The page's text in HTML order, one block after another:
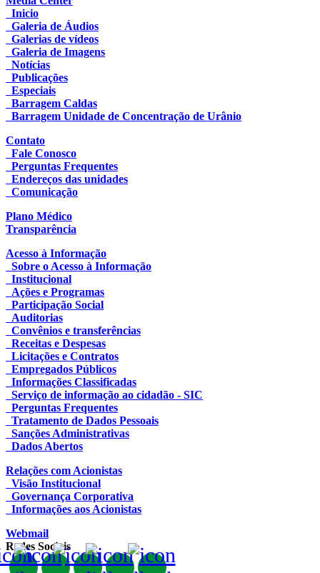
Inicio
Galeria de Áudios
Galerias de vídeos
Galeria de Imagens
Notícias
Publicações
Especiais
Barragem Caldas
Barragem Unidade de Concentração de Urânio
Contato
Fale Conosco
Perguntas Frequentes
Endereços das unidades
Comunicação
Plano Médico
Transparência
Acesso à Informação
Sobre o Acesso à Informação
Institucional
Ações e Programas
Participação Social
Auditorias
Convênios e transferências
Receitas e Despesas
Licitações e Contratos
Empregados Públicos
Informações Classificadas
Serviço de informação ao cidadão - SIC
Perguntas Frequentes
Tratamento de Dados Pessoais
Sanções Administrativas
Dados Abertos
Relações com Acionistas
Visão Institucional
Governança Corporativa
Informações aos Acionistas
Webmail
Redes Sociais